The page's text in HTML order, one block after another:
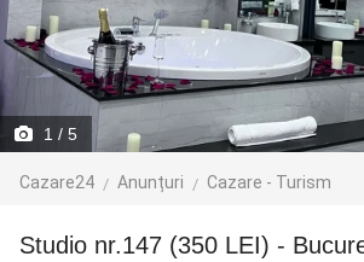
1 / 5
Cazare24 Anunțuri Cazare - Turism
Studio nr.147 (350 LEI) - Bucuresti - Regim